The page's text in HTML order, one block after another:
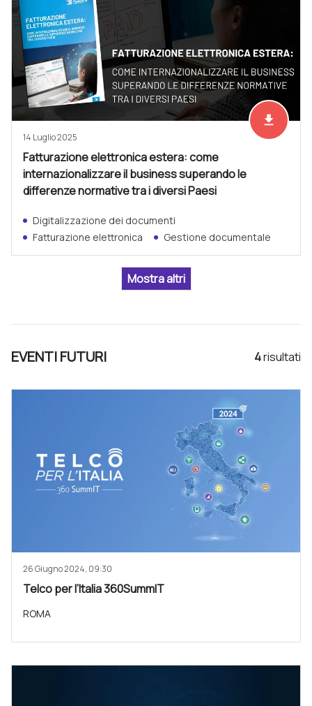
Scarica
file_download
14 Luglio 2025
Fatturazione elettronica estera: come
internazionalizzare il business superando le
differenze normative tra i diversi Paesi
Digitalizzazione dei documenti
Fatturazione elettronica
Gestione documentale
EVENTI FUTURI 4risultati
26 Giugno 2024, 09:30
Telco per l’Italia 360SummIT
ROMA